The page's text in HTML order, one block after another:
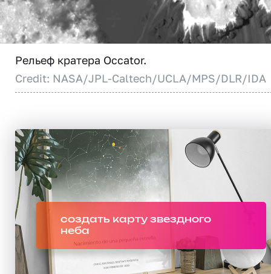
Рельеф кратера Occator.
Credit: NASA/JPL-Caltech/UCLA/MPS/DLR/IDA
создать карту звездного
неба